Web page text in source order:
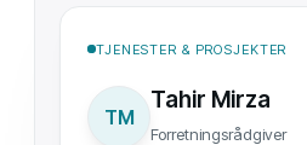
TJENESTER & PROSJEKTER
TM
Tahir Mirza
Forretningsrådgiver